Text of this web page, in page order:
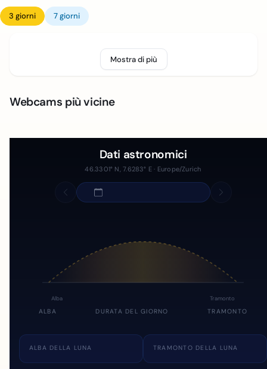
3 giorni 7 giorni
Mostra di più
Webcams più vicine
Dati astronomici
46.3301° N, 7.6283° E · Europe/Zurich
Alba Tramonto
ALBA DURATA DEL GIORNO TRAMONTO
ALBA DELLA LUNA TRAMONTO DELLA LUNA